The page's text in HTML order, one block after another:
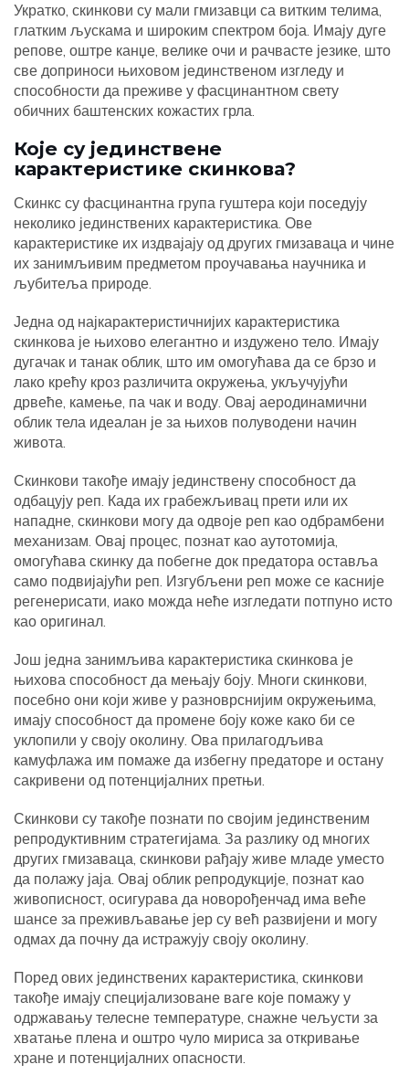
Укратко, скинкови су мали гмизавци са витким телима,
глатким љускама и широким спектром боја. Имају дуге
репове, оштре канџе, велике очи и рачвасте језике, што
све доприноси њиховом јединственом изгледу и
способности да преживе у фасцинантном свету
обичних баштенских кожастих грла.
Које су јединствене
карактеристике скинкова?
Скинкс су фасцинантна група гуштера који поседују
неколико јединствених карактеристика. Ове
карактеристике их издвајају од других гмизаваца и чине
их занимљивим предметом проучавања научника и
љубитеља природе.
Једна од најкарактеристичнијих карактеристика
скинкова је њихово елегантно и издужено тело. Имају
дугачак и танак облик, што им омогућава да се брзо и
лако крећу кроз различита окружења, укључујући
дрвеће, камење, па чак и воду. Овај аеродинамични
облик тела идеалан је за њихов полуводени начин
живота.
Скинкови такође имају јединствену способност да
одбацују реп. Када их грабежљивац прети или их
нападне, скинкови могу да одвоје реп као одбрамбени
механизам. Овај процес, познат као аутотомија,
омогућава скинку да побегне док предатора оставља
само подвијајући реп. Изгубљени реп може се касније
регенерисати, иако можда неће изгледати потпуно исто
као оригинал.
Још једна занимљива карактеристика скинкова је
њихова способност да мењају боју. Многи скинкови,
посебно они који живе у разноврснијим окружењима,
имају способност да промене боју коже како би се
уклопили у своју околину. Ова прилагодљива
камуфлажа им помаже да избегну предаторе и остану
сакривени од потенцијалних претњи.
Скинкови су такође познати по својим јединственим
репродуктивним стратегијама. За разлику од многих
других гмизаваца, скинкови рађају живе младе уместо
да полажу јаја. Овај облик репродукције, познат као
живописност, осигурава да новорођенчад има веће
шансе за преживљавање јер су већ развијени и могу
одмах да почну да истражују своју околину.
Поред ових јединствених карактеристика, скинкови
такође имају специјализоване ваге које помажу у
одржавању телесне температуре, снажне чељусти за
хватање плена и оштро чуло мириса за откривање
хране и потенцијалних опасности.